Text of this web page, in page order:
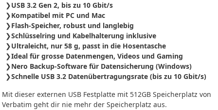
USB 3.2 Gen 2, bis zu 10 Gbit/s
Kompatibel mit PC und Mac
Flash-Speicher, robust und langlebig
Schlüsselring und Kabelhalterung inklusive
Ultraleicht, nur 58 g, passt in die Hosentasche
Ideal für grosse Datenmengen, Videos und Gaming
Nero Backup-Software für Datensicherung (Windows)
Schnelle USB 3.2 Datenübertragungsrate (bis zu 10 Gbit/s)
Mit dieser externen USB Festplatte mit 512GB Speicherplatz von
Verbatim geht dir nie mehr der Speicherplatz aus.